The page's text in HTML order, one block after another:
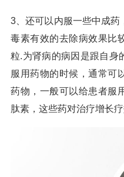
3、还可以内服一些中成药
毒素有效的去除病效果比
粒.为肾病的病因是跟自身
服用药物的时候，通常可
药物，一般可以给患者服
肽素，这些药对治疗增长疗